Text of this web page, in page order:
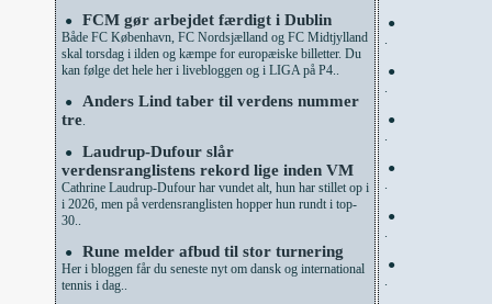
● FCM gør arbejdet færdigt i Dublin
Både FC København, FC Nordsjælland og FC Midtjylland
skal torsdag i ilden og kæmpe for europæiske billetter. Du
kan følge det hele her i livebloggen og i LIGA på P4..
● Anders Lind taber til verdens nummer
tre.
● Laudrup-Dufour slår
verdensranglistens rekord lige inden VM
Cathrine Laudrup-Dufour har vundet alt, hun har stillet op i
i 2026, men på verdensranglisten hopper hun rundt i top-
30..
● Rune melder afbud til stor turnering
Her i bloggen får du seneste nyt om dansk og international
tennis i dag..
●
.
●
.
●
.
●
.
●
.
●
.